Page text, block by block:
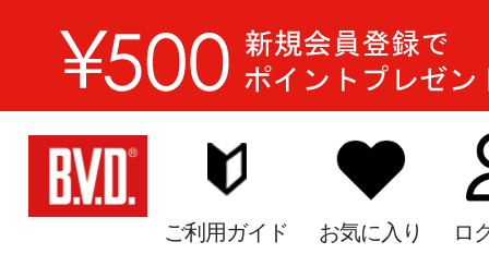
ご利用ガイド お気に入り ロ